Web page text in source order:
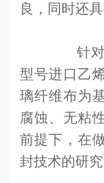
良，同时还
针对
型号进口乙
璃纤维布为
腐蚀、无粘
前提下，在
封技术的研